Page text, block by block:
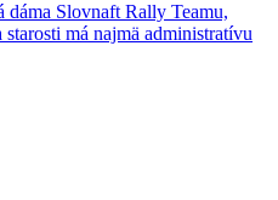
Slovnaft Rally Teamu,
má najmä administratívu